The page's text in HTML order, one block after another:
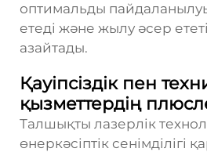
оптимальды
етеді және жылу әсер
азайтады.
Қауіпсіздік пен
қызметтердің
Талшықты лазерлік
өнеркәсіптік сенімділігі